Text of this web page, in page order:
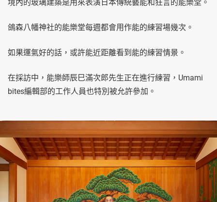
境內的玻璃建築是用來表演日本傳統藝能和狂言的能樂堂。
鴿森八幡神社的能樂堂每週都會用作能的練習場幾次。
如果運氣好的話，或許能近距離看到能的練習情景。
在採訪中，能樂師辰巳滿次郎先生正在進行練習，Umami
bites編輯部的工作人員也特別被允許參加。